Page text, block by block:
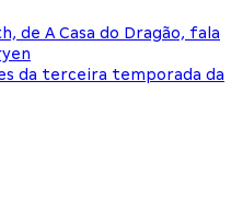
de A Casa do Dragão, fala
da terceira temporada da